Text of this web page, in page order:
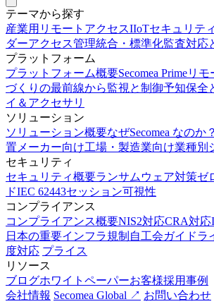
テーマから探す
産業用リモートアクセスIIoTセキュリティ
ダーアクセス管理統合・標準化監査対応
プラットフォーム
プラットフォーム概要Secomea Primeリモ
づくりの最前線から監視と制御予知保全
イ＆アクセサリ
ソリューション
ソリューション概要なぜSecomea なのか？
置メーカー向け工場・製造業向け業種別
セキュリティ
セキュリティ概要ランサムウェア対策ゼ
ドIEC 62443セッション可視性
コンプライアンス
コンプライアンス概要NIS2対応CRA対応
日本の重要インフラ規制 自工会ガイドラ
度対応 プライス
リソース
ブログホワイトペーパーお客様採用事例
会社情報 Secomea Global ↗ お問い合わせ